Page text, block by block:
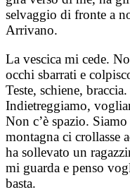
selvaggio di fronte a
Arrivano.
La vescica mi cede.
occhi sbarrati e
Teste, schiene,
Indietreggiamo,
Non c’è spazio.
montagna ci crollasse
ha sollevato un
mi guarda e penso
basta.